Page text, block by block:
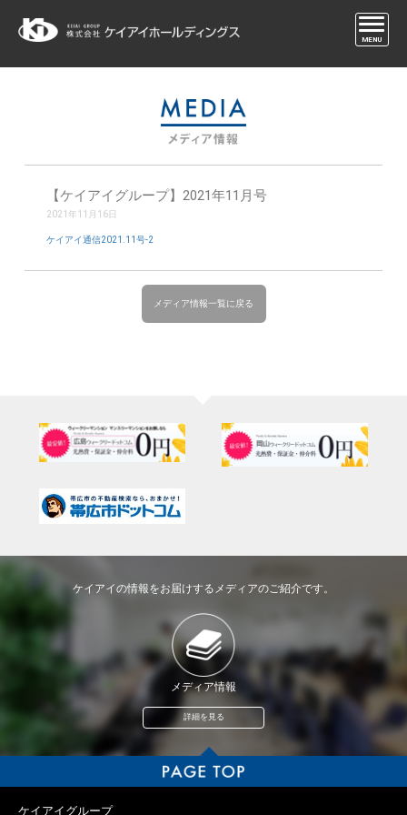
MENU
【ケイアイグループ】2021年11月号
2021年11月16日
ケイアイ通信2021.11号-2
メディア情報一覧に戻る
ケイアイの情報をお届けするメディアのご紹介です。
メディア情報
詳細を見る
ケイアイグループ